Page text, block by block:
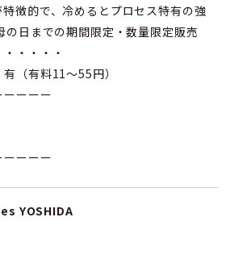
徴的で、冷めるとプロセス特有の強
日までの期間限定・数量限定販売
・・・・
（有料11～55円）
ーーー
ーーー
YOSHIDA